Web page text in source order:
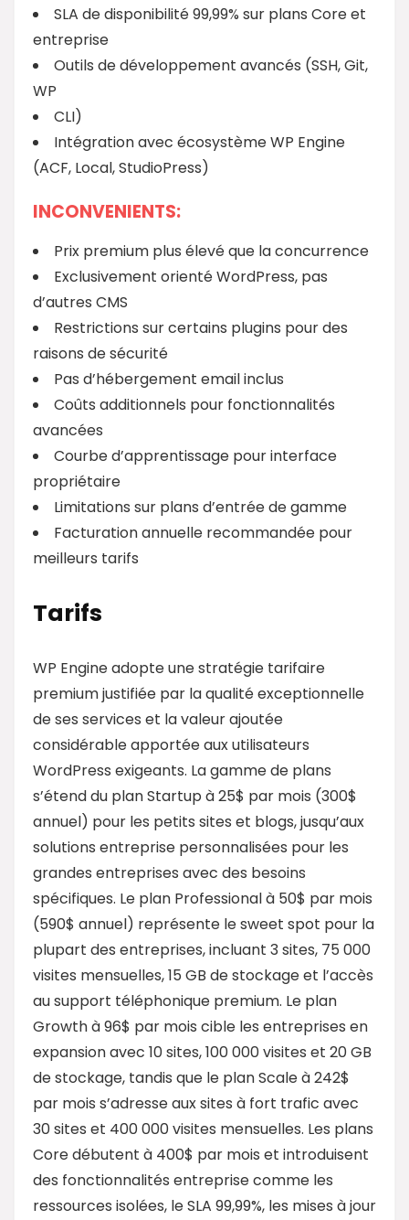
SLA de disponibilité 99,99% sur plans Core et
entreprise
Outils de développement avancés (SSH, Git,
WP
CLI)
Intégration avec écosystème WP Engine
(ACF, Local, StudioPress)
INCONVENIENTS:
Prix premium plus élevé que la concurrence
Exclusivement orienté WordPress, pas
d’autres CMS
Restrictions sur certains plugins pour des
raisons de sécurité
Pas d’hébergement email inclus
Coûts additionnels pour fonctionnalités
avancées
Courbe d’apprentissage pour interface
propriétaire
Limitations sur plans d’entrée de gamme
Facturation annuelle recommandée pour
meilleurs tarifs
Tarifs
WP Engine adopte une stratégie tarifaire
premium justifiée par la qualité exceptionnelle
de ses services et la valeur ajoutée
considérable apportée aux utilisateurs
WordPress exigeants. La gamme de plans
s’étend du plan Startup à 25$ par mois (300$
annuel) pour les petits sites et blogs, jusqu’aux
solutions entreprise personnalisées pour les
grandes entreprises avec des besoins
spécifiques. Le plan Professional à 50$ par mois
(590$ annuel) représente le sweet spot pour la
plupart des entreprises, incluant 3 sites, 75 000
visites mensuelles, 15 GB de stockage et l’accès
au support téléphonique premium. Le plan
Growth à 96$ par mois cible les entreprises en
expansion avec 10 sites, 100 000 visites et 20 GB
de stockage, tandis que le plan Scale à 242$
par mois s’adresse aux sites à fort trafic avec
30 sites et 400 000 visites mensuelles. Les plans
Core débutent à 400$ par mois et introduisent
des fonctionnalités entreprise comme les
ressources isolées, le SLA 99,99%, les mises à jour